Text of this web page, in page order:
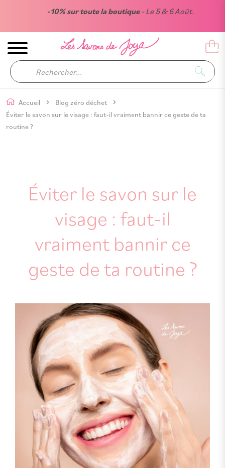
-10% sur toute la boutique- Le 5 & 6 Août.
Accueil
Blog zéro déchet
Éviter le savon sur le visage : faut-il vraiment bannir ce geste de ta
routine ?
Éviter le savon sur le
visage : faut-il
vraiment bannir ce
geste de ta routine ?